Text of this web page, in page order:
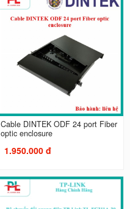
Cable DINTEK ODF 24 port Fiber
optic enclosure
1.950.000 đ